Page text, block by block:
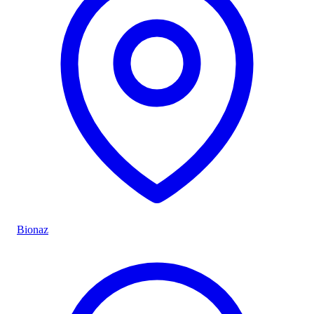
Bionaz